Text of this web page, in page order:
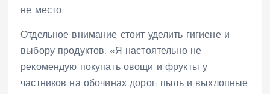
не место.
Отдельное внимание стоит уделить гигиене и
выбору продуктов. «Я настоятельно не
рекомендую покупать овощи и фрукты у
частников на обочинах дорог: пыль и выхлопные